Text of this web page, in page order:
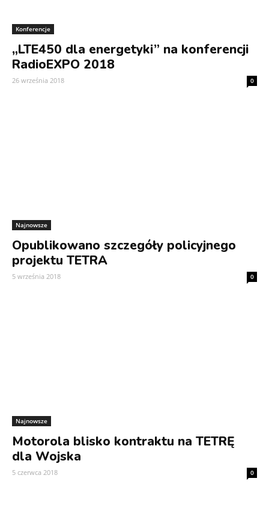
Konferencje
„LTE450 dla energetyki” na konferencji
RadioEXPO 2018
26 września 2018 0
Najnowsze
Opublikowano szczegóły policyjnego
projektu TETRA
5 września 2018 0
Najnowsze
Motorola blisko kontraktu na TETRĘ
dla Wojska
5 czerwca 2018 0